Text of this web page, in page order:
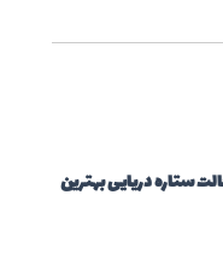
ستاره دریایی بهترین